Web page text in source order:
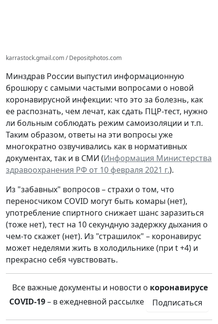
karrastock.gmail.com / Depositphotos.com
Минздрав России выпустил информационную
брошюру с самыми частыми вопросами о новой
коронавирусной инфекции: что это за болезнь, как
ее распознать, чем лечат, как сдать ПЦР-тест, нужно
ли больным соблюдать режим самоизоляции и т.п.
Таким образом, ответы на эти вопросы уже
многократно озвучивались как в нормативных
документах, так и в СМИ (Информация Министерства
здравоохранения РФ от 10 февраля 2021 г.).
Из "забавных" вопросов – страхи о том, что
переносчиком COVID могут быть комары (нет),
употребление спиртного снижает шанс заразиться
(тоже нет), тест на 10 секундную задержку дыхания о
чем-то скажет (нет). Из "страшилок" – коронавирус
может неделями жить в холодильнике (при t +4) и
прекрасно себя чувствовать.
Все важные документы и новости о коронавирусе
COVID-19– в ежедневной рассылке Подписаться